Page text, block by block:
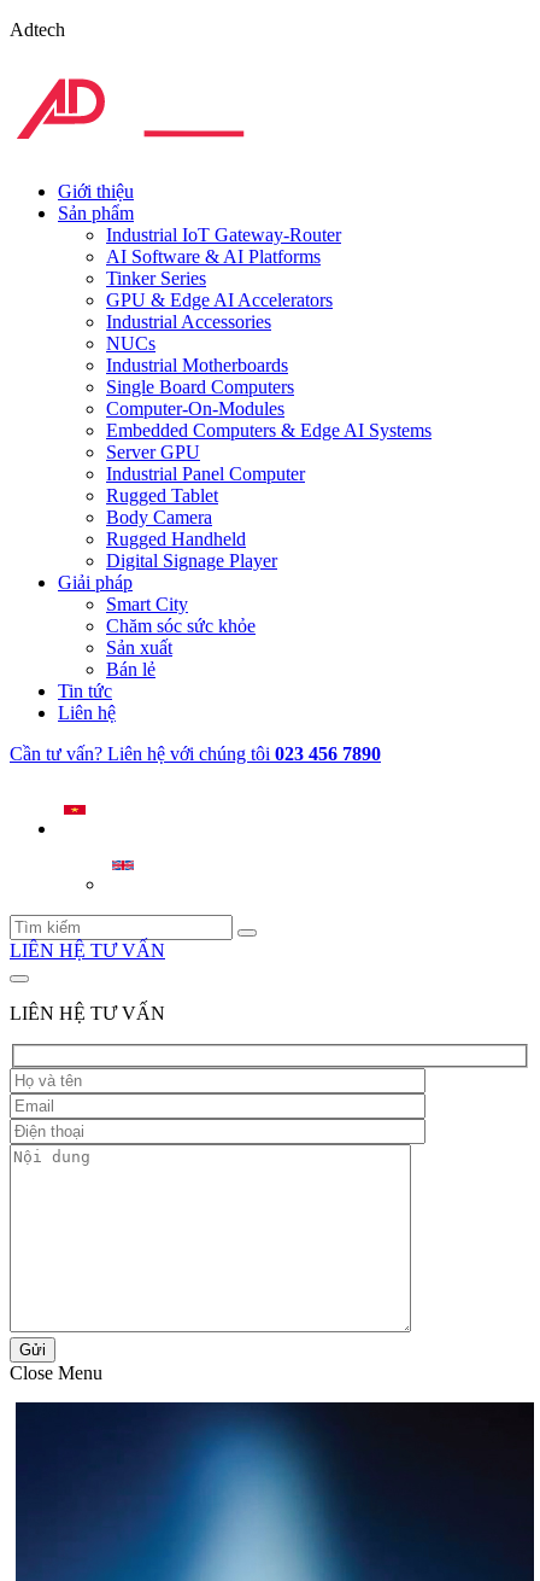
Adtech
Giới thiệu
Sản phẩm
Industrial IoT Gateway-Router
AI Software & AI Platforms
Tinker Series
GPU & Edge AI Accelerators
Industrial Accessories
NUCs
Industrial Motherboards
Single Board Computers
Computer-On-Modules
Embedded Computers & Edge AI Systems
Server GPU
Industrial Panel Computer
Rugged Tablet
Body Camera
Rugged Handheld
Digital Signage Player
Giải pháp
Smart City
Chăm sóc sức khỏe
Sản xuất
Bán lẻ
Tin tức
Liên hệ
Cần tư vấn? Liên hệ với chúng tôi 023 456 7890
LIÊN HỆ TƯ VẤN
LIÊN HỆ TƯ VẤN
Gửi
Close Menu